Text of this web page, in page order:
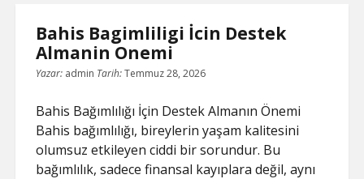
Giderilir
Bahis Bagimliligi İcin Destek
Almanin Onemi
Yazar: admin Tarih:Temmuz 28, 2026
Bahis Bağımlılığı İçin Destek Almanın Önemi
Bahis bağımlılığı, bireylerin yaşam kalitesini
olumsuz etkileyen ciddi bir sorundur. Bu
bağımlılık, sadece finansal kayıplara değil, aynı